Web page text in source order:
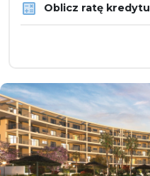
Oblicz ratę kredytu